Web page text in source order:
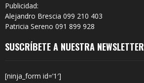
Publicidad:
Alejandro Brescia 099 210 403
Patricia Sereno 091 899 928
SUSCRÍBETE A NUESTRA NEWSLETTER
[ninja_form id=’1′]